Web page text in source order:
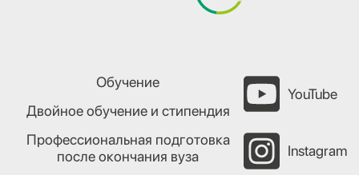
Обучение
Двойное обучение и стипендия
Профессиональная подготовка
после окончания вуза
YouTube
Instagram